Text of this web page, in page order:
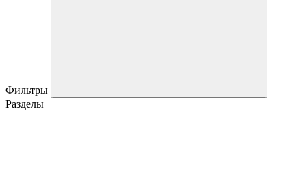
Фильтры
Разделы